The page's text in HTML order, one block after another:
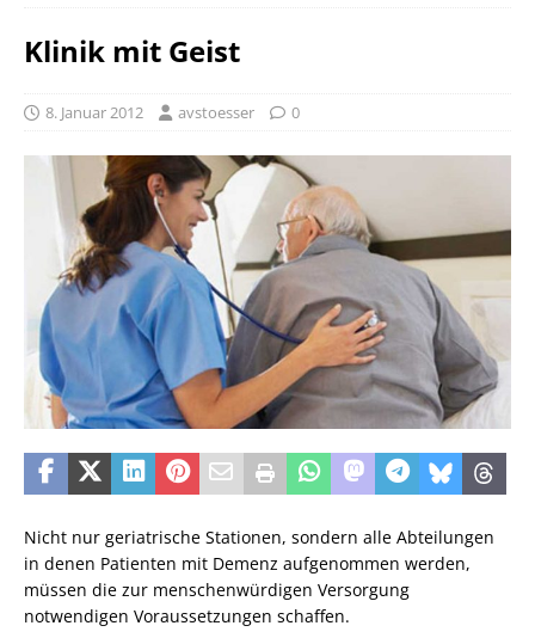
Klinik mit Geist
8. Januar 2012 avstoesser 0
Nicht nur geriatrische Stationen, sondern alle Abteilungen
in denen Patienten mit Demenz aufgenommen werden,
müssen die zur menschenwürdigen Versorgung
notwendigen Voraussetzungen schaffen.